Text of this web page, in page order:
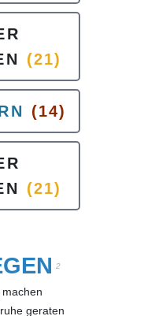
(21)
(14)
(21)
2
geraten